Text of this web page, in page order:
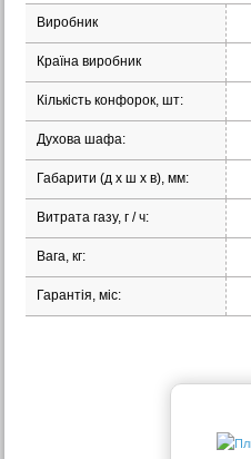
Виробник
Країна виробник
Кількість конфорок, шт:
Духова шафа:
Габарити (д х ш х в), мм:
Витрата газу, г / ч:
Вага, кг:
Гарантія, міс: